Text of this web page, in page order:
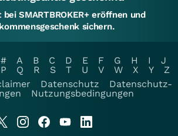
SMARTBROKER+ eröffnen und
sichern.
# A B C D E F G H I
J
P Q R S T U V W X Y
Z
Datenschutz
Datenschutz-
Nutzungsbedingungen